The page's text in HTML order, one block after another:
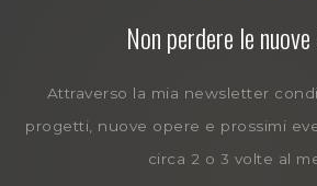
Non perdere le
Attraverso la mia newsletter
progetti, nuove opere e prossimi
circa 2 o 3 volte al